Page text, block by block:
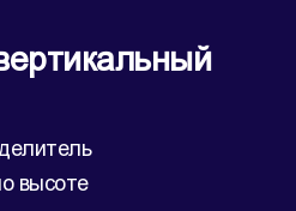
высоте